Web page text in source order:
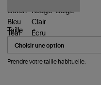
Taille
Prendre votre taille habituelle.